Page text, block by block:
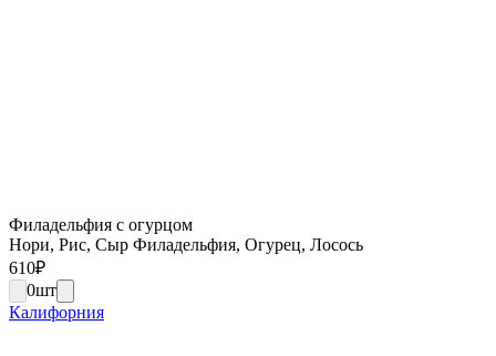
Филадельфия с огурцом
Нори, Рис, Сыр Филадельфия, Огурец, Лосось
610₽
0шт
Калифорния